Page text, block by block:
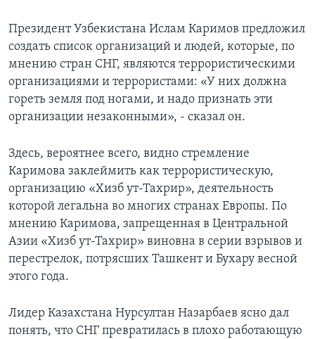
Президент Узбекистана Ислам Каримов предложил
создать список организаций и людей, которые, по
мнению стран СНГ, являются террористическими
организациями и террористами: «У них должна
гореть земля под ногами, и надо признать эти
организации незаконными», - сказал он.
Здесь, вероятнее всего, видно стремление
Каримова заклеймить как террористическую,
организацию «Хизб ут-Тахрир», деятельность
которой легальна во многих странах Европы. По
мнению Каримова, запрещенная в Центральной
Азии «Хизб ут-Тахрир» виновна в серии взрывов и
перестрелок, потрясших Ташкент и Бухару весной
этого года.
Лидер Казахстана Нурсултан Назарбаев ясно дал
понять, что СНГ превратилась в плохо работающую